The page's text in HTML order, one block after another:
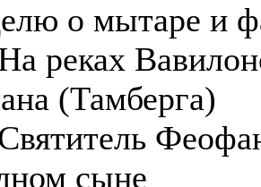
о мытаре и
реках
(Тамберга)
сыне